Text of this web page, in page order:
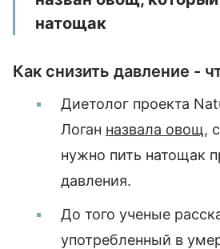
натощак
Как снизить давление -
Диетолог проекта
Логан назвала овощ,
нужно пить натощак
давления.
До того ученые
употребленный в